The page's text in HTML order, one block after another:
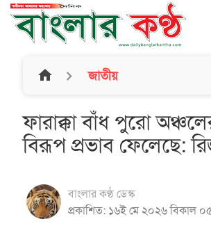
home জাতীয়
ফারাক্কা বাঁধ পুরো
বিরূপ প্রভাব ফেলেছে:
বাংলার কণ্ঠ ডেস্ক
প্রকাশিত: ১৬ই মে ২০২৬ বিকাল